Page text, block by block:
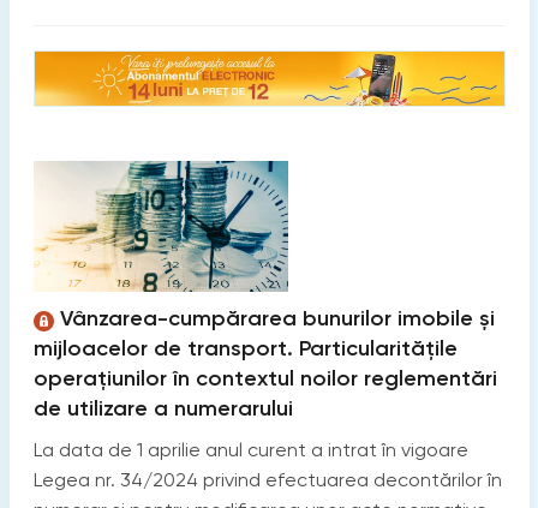
Vânzarea-cumpărarea bunurilor imobile și
mijloacelor de transport. Particularitățile
operațiunilor în contextul noilor reglementări
de utilizare a numerarului
La data de 1 aprilie anul curent a intrat în vigoare
Legea nr. 34/2024 privind efectuarea decontărilor în